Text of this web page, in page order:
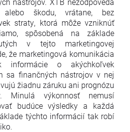
škodu, vrátane, bez
straty, ktorá môže vzniknúť
spôsobená na základe
v tejto marketingovej
že marketingová komunikácia
informácie o akýchkoľvek
sa finančných nástrojov v nej
žiadnu záruku ani prognózu
Minulá výkonnosť nemusí
budúce výsledky a každá
týchto informácií tak robí